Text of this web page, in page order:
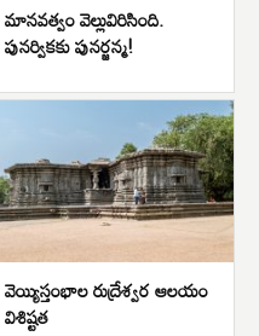
మానవత్వం వెల్లువిరిసింది.
పునర్వికకు పునర్జన్మ!
వెయ్యిస్తంభాల రుద్రేశ్వర ఆలయం
విశిష్టత